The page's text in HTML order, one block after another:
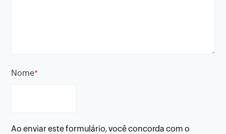
Nome*
Ao enviar este formulário, você concorda com o